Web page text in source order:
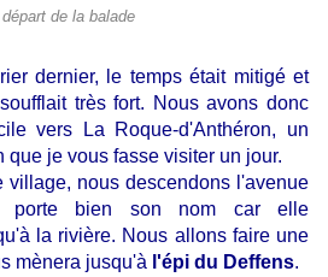
de la balade
dernier, le temps était mitigé et
très fort. Nous avons donc
vers La Roque-d'Anthéron, un
je vous fasse visiter un jour.
village, nous descendons l'avenue
porte bien son nom car elle
la rivière. Nous allons faire une
mènera jusqu'à l'épi du Deffens.